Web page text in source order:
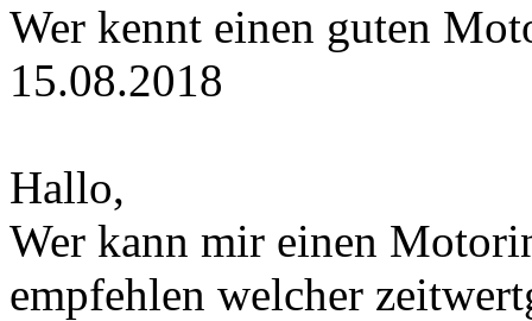
Wer kennt einen guten
15.08.2018
Hallo,
Wer kann mir einen
empfehlen welcher